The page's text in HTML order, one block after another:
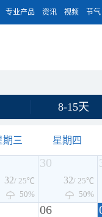
专业产品 资讯 视频 节气
8-15天
期三 星期四
32/ 25℃
50%
30
32/ 25℃
50%
06